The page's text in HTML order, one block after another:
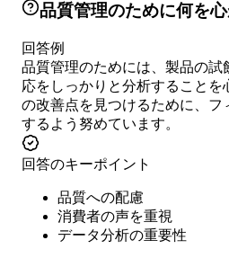
品質管理のために何を
回答例
品質管理のためには、製品の
応をしっかりと分析すること
の改善点を見つけるために、
するよう努めています。
回答のキーポイント
品質への配慮
消費者の声を重視
データ分析の重要性